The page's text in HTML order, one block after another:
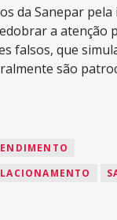
da Sanepar
a atenção
falsos, que
são